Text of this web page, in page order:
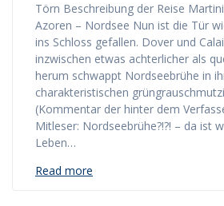
Törn Beschreibung der Reise
Azoren – Nordsee Nun ist die Tür
ins Schloss gefallen. Dover und
inzwischen etwas achterlicher als
herum schwappt Nordseebrühe in
charakteristischen
(Kommentar der hinter dem
Mitleser: Nordseebrühe?!?! – da ist
Leben…
Read more